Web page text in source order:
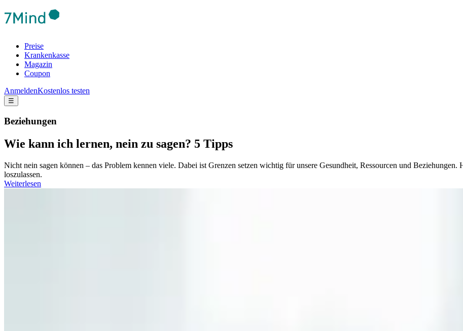
Preise
Krankenkasse
Magazin
Coupon
AnmeldenKostenlos testen
☰
Beziehungen
Wie kann ich lernen, nein zu sagen? 5 Tipps
Nicht nein sagen können – das Problem kennen viele. Dabei ist Grenzen setzen wichtig für unsere Gesundheit, Ressourcen und
loszulassen.
Weiterlesen